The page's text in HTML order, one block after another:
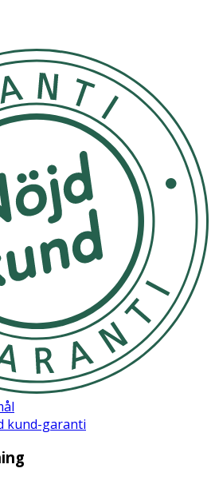
och lockigt hår
längder för skonsam utredning
och på vått hår
schampo, balsam eller
under eller efter dusch
för enklare utredning
topparna och arbeta dig uppåt
i nedåtgående riktning
Undvik att använda
kund-garanti